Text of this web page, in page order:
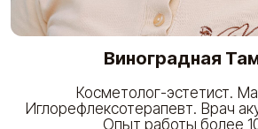
Врач-косметолог.
Опыт работы более 9 лет.